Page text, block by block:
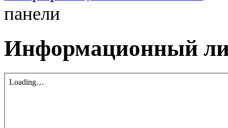
панели
Информационный